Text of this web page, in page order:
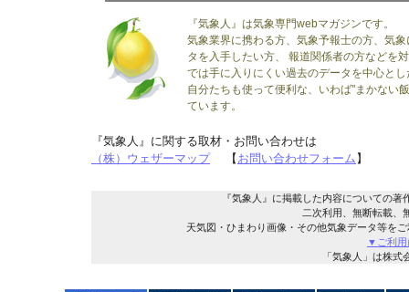
『気象人』は気象専門webマガジンです。
気象業界に携わる方、気象予報士の方、気
タを入手したい方、 報道関係者の方などを
では手に入りにくい過去のデータを中心と
自分たちも使って便利な、いわば"まかない
ています。
『気象人』に関する取材・お問い合わせは
（株）ウェザーマップ【 お問い合わせフォーム 】
『気象人』に掲載した内容についての
二次利用、無断転載、
天気図・ひまわり画像・その他気象データ等を
▼ご利用
「気象人」は株